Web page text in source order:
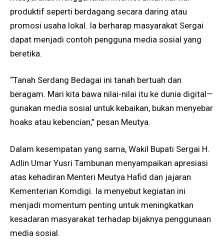
produktif seperti berdagang secara daring atau
promosi usaha lokal. Ia berharap masyarakat Sergai
dapat menjadi contoh pengguna media sosial yang
beretika.
“Tanah Serdang Bedagai ini tanah bertuah dan
beragam. Mari kita bawa nilai-nilai itu ke dunia digital—
gunakan media sosial untuk kebaikan, bukan menyebar
hoaks atau kebencian,” pesan Meutya.
Dalam kesempatan yang sama, Wakil Bupati Sergai H.
Adlin Umar Yusri Tambunan menyampaikan apresiasi
atas kehadiran Menteri Meutya Hafid dan jajaran
Kementerian Komdigi. Ia menyebut kegiatan ini
menjadi momentum penting untuk meningkatkan
kesadaran masyarakat terhadap bijaknya penggunaan
media sosial.